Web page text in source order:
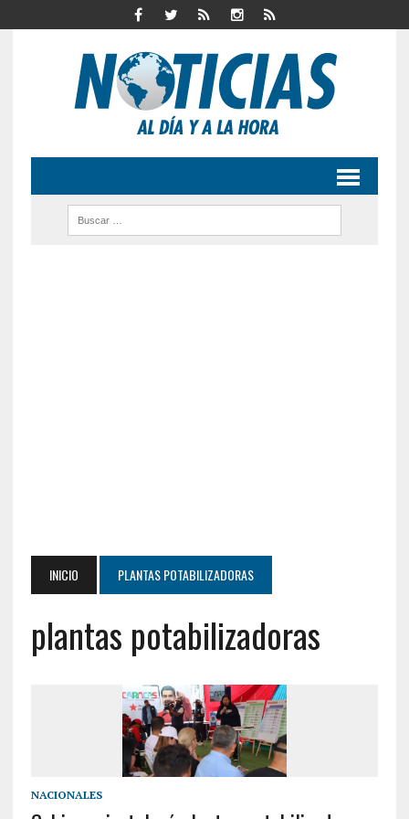
INICIO PLANTAS POTABILIZADORAS
plantas potabilizadoras
NACIONALES